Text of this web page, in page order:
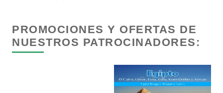
Cromadoras
Decoración de Interiores
PROMOCIONES Y OFERTAS DE
NUESTROS PATROCINADORES: